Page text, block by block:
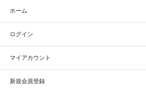
ホーム
ログイン
マイアカウント
新規会員登録